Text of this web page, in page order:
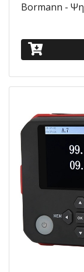
Bormann -